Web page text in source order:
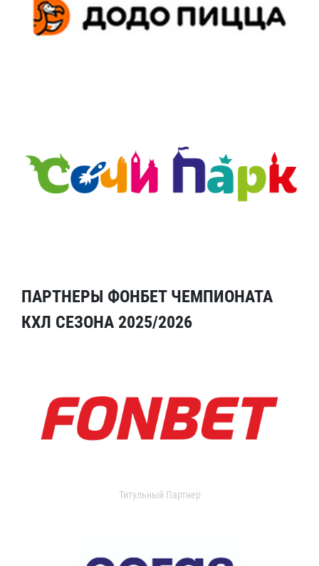
ПАРТНЕРЫ ФОНБЕТ ЧЕМПИОНАТА
КХЛ СЕЗОНА 2025/2026
Титульный Партнер